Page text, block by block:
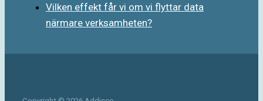
Vilken effekt får vi om vi flyttar data
närmare verksamheten?